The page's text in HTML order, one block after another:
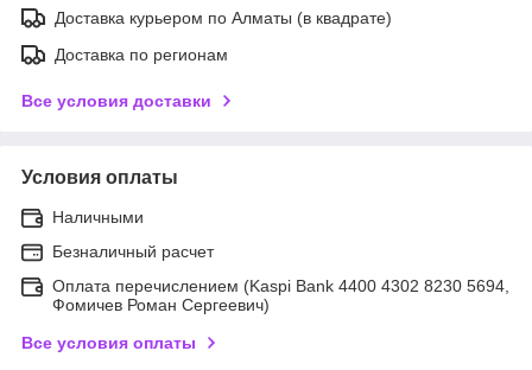
Доставка курьером по Алматы (в квадрате)
Доставка по регионам
Все условия доставки
Условия оплаты
Наличными
Безналичный расчет
Оплата перечислением (Kaspi Bank 4400 4302 8230 5694,
Фомичев Роман Сергеевич)
Все условия оплаты